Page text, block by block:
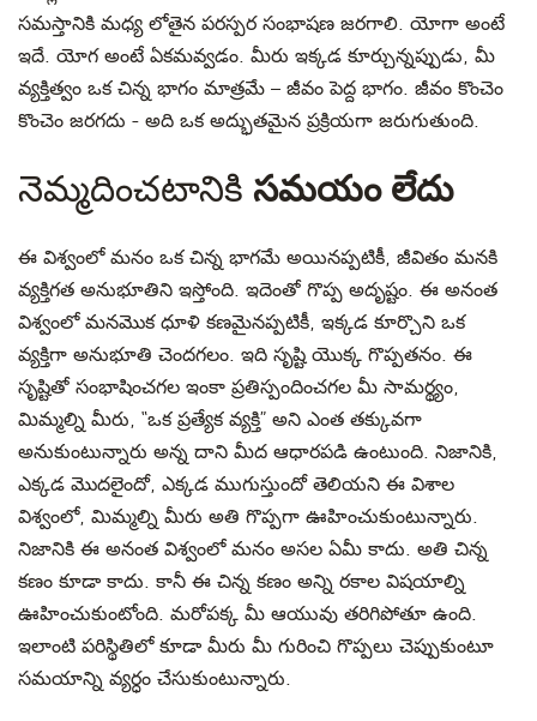
సమస్తానికి మధ్య లోతైన పరస్పర సంభాషణ జరగాలి. యోగా అంటే
ఇదే. యోగ అంటే ఏకమవ్వడం. మీరు ఇక్కడ కూర్చున్నప్పుడు, మీ
వ్యక్తిత్వం ఒక చిన్న భాగం మాత్రమే – జీవం పెద్ద భాగం. జీవం కొంచెం
కొంచెం జరగదు - అది ఒక అద్భుతమైన ప్రక్రియగా జరుగుతుంది.
నెమ్మదించటానికి సమయం లేదు
ఈ విశ్వంలో మనం ఒక చిన్న భాగమే అయినప్పటికీ, జీవితం మనకి
వ్యక్తిగత అనుభూతిని ఇస్తోంది. ఇదెంతో గొప్ప అదృష్టం. ఈ అనంత
విశ్వంలో మనమొక ధూళి కణమైనప్పటికీ, ఇక్కడ కూర్చొని ఒక
వ్యక్తిగా అనుభూతి చెందగలం. ఇది సృష్టి యొక్క గొప్పతనం. ఈ
సృష్టితో సంభాషించగల ఇంకా ప్రతిస్పందించగల మీ సామర్థ్యం,
మిమ్మల్ని మీరు, “ఒక ప్రత్యేక వ్యక్తి” అని ఎంత తక్కువగా
అనుకుంటున్నారు అన్న దాని మీద ఆధారపడి ఉంటుంది. నిజానికి,
ఎక్కడ మొదలైందో, ఎక్కడ ముగుస్తుందో తెలియని ఈ విశాల
విశ్వంలో, మిమ్మల్ని మీరు అతి గొప్పగా ఊహించుకుంటున్నారు.
నిజానికి ఈ అనంత విశ్వంలోమనం అసల ఏమీ కాదు. అతి చిన్న
కణం కూడా కాదు. కానీ ఈ చిన్న కణం అన్ని రకాల విషయాల్ని
ఊహించుకుంటోంది. మరోపక్క మీ ఆయువు తరిగిపోతూ ఉంది.
ఇలాంటి పరిస్థితిలో కూడా మీరు మీ గురించి గొప్పలు చెప్పుకుంటూ
సమయాన్ని వ్యర్ధం చేసుకుంటున్నారు.